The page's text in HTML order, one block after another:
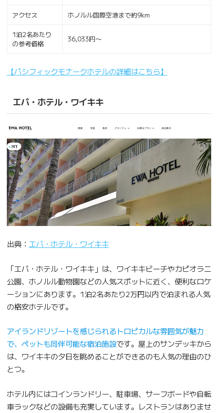
アクセス ホノルル国際空港まで約9km
1泊2名あたり
の参考価格
36,033円〜
【パシフィックモナークホテルの詳細はこちら】
エバ・ホテル・ワイキキ
出典： エバ・ホテル・ワイキキ
「エバ・ホテル・ワイキキ」は、ワイキキビーチやカピオラニ
公園、ホノルル動物園などの人気スポットに近く、便利なロケ
ーションにあります。1泊2名あたり2万円以内で泊まれる人気
の格安ホテルです。
アイランドリゾートを感じられるトロピカルな雰囲気が魅力
で、ペットも同伴可能な宿泊施設です。屋上のサンデッキから
は、ワイキキの夕日を眺めることができるのも人気の理由のひ
とつ。
ホテル内にはコインランドリー、駐車場、サーフボードや自転
車ラックなどの設備も充実しています。レストランはありませ